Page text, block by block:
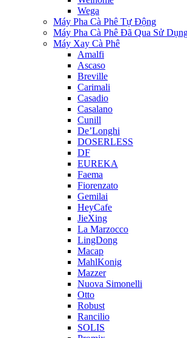
Wega
Máy Pha Cà Phê Tự Động
Máy Pha Cà Phê Đã Qua Sử
Máy Xay Cà Phê
Amalfi
Ascaso
Breville
Carimali
Casadio
Casalano
Cunill
De’Longhi
DOSERLESS
DF
EUREKA
Faema
Fiorenzato
Gemilai
HeyCafe
JieXing
La Marzocco
LingDong
Macap
MahlKonig
Mazzer
Nuova Simonelli
Otto
Robust
Rancilio
SOLIS